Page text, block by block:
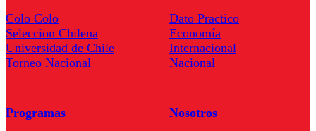
Colo Colo
Seleccion Chilena
Universidad de Chile
Torneo Nacional
Dato Practico
Economía
Internacional
Nacional
Programas
Nosotros